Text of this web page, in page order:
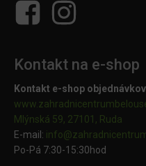
Kontakt na e-shop
Kontakt e-shop
Mlýnská 59, 27101, Ruda
E-mail:
Po-Pá 7:30-15:30hod